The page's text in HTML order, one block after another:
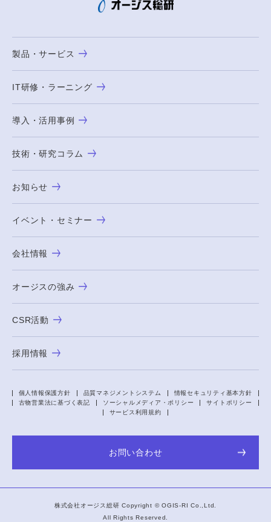
製品・サービス
IT研修・ラーニング
導入・活用事例
技術・研究コラム
お知らせ
イベント・セミナー
会社情報
オージスの強み
CSR活動
採用情報
個人情報保護方針 品質マネジメントシステム
情報セキュリティ基本方針
古物営業法に基づく表記
ソーシャルメディア・ポリシー
サイトポリシー
サービス利用規約
お問い合わせ
株式会社オージス総研 Copyright ©OGIS-RI Co.,Ltd.
All Rights Reserved.